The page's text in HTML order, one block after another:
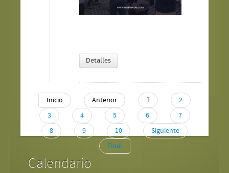
Detalles
Inicio Anterior 1
2
3
4 5 6
7
8
9 10
Siguiente
Final
Calendario